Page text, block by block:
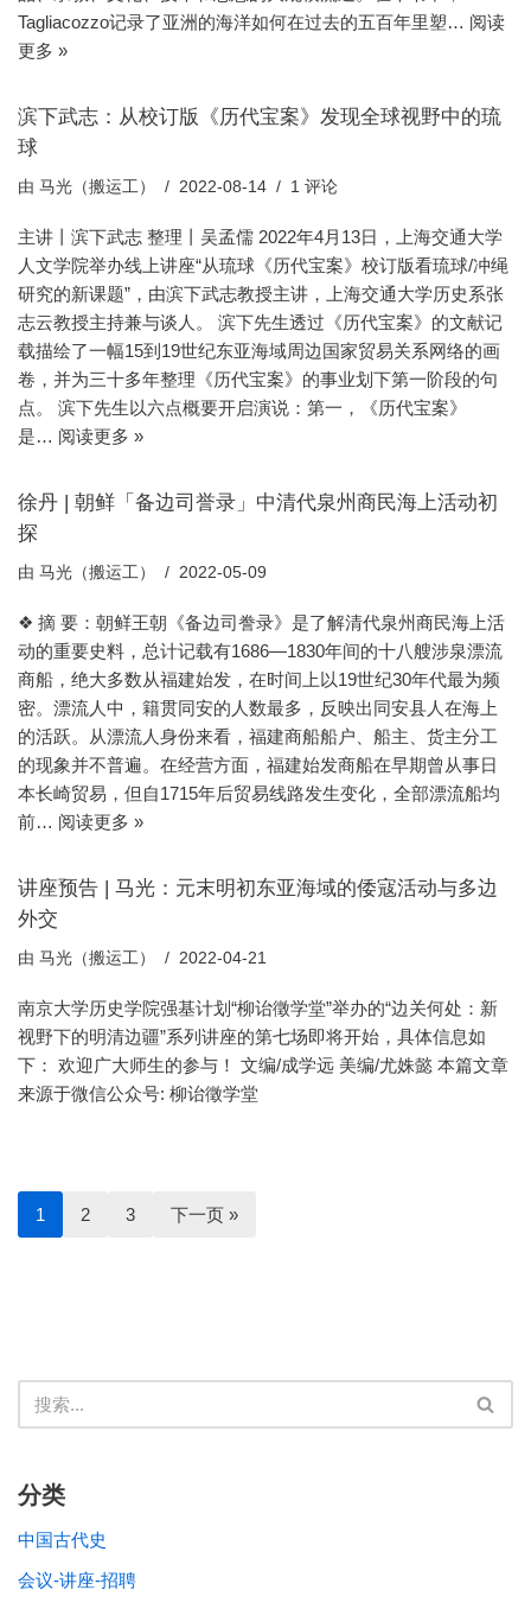
Tagliacozzo记录了亚洲的海洋如何在过去的五百年里塑… 阅读
更多 »
滨下武志：从校订版《历代宝案》发现全球视野中的琉
球
由 马光（搬运工） 2022-08-14 1 评论
主讲丨滨下武志 整理丨吴孟儒 2022年4月13日，上海交通大学
人文学院举办线上讲座“从琉球《历代宝案》校订版看琉球/冲绳
研究的新课题”，由滨下武志教授主讲，上海交通大学历史系张
志云教授主持兼与谈人。 滨下先生透过《历代宝案》的文献记
载描绘了一幅15到19世纪东亚海域周边国家贸易关系网络的画
卷，并为三十多年整理《历代宝案》的事业划下第一阶段的句
点。 滨下先生以六点概要开启演说：第一，《历代宝案》
是… 阅读更多 »
徐丹 | 朝鲜「备边司誉录」中清代泉州商民海上活动初
探
由 马光（搬运工） 2022-05-09
❖ 摘 要：朝鲜王朝《备边司誊录》是了解清代泉州商民海上活
动的重要史料，总计记载有1686—1830年间的十八艘涉泉漂流
商船，绝大多数从福建始发，在时间上以19世纪30年代最为频
密。漂流人中，籍贯同安的人数最多，反映出同安县人在海上
的活跃。从漂流人身份来看，福建商船船户、船主、货主分工
的现象并不普遍。在经营方面，福建始发商船在早期曾从事日
本长崎贸易，但自1715年后贸易线路发生变化，全部漂流船均
前… 阅读更多 »
讲座预告 | 马光：元末明初东亚海域的倭寇活动与多边
外交
由 马光（搬运工） 2022-04-21
南京大学历史学院强基计划“柳诒徵学堂”举办的“边关何处：新
视野下的明清边疆”系列讲座的第七场即将开始，具体信息如
下： 欢迎广大师生的参与！ 文编/成学远 美编/尤姝懿 本篇文章
来源于微信公众号: 柳诒徵学堂
1 2 3 下一页 »
分类
中国古代史
会议-讲座-招聘